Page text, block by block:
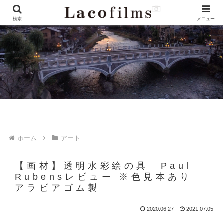
ホーム アート
【画材】透明水彩絵の具 Paul
Rubensレビュー ※色見本あり
アラビアゴム製
2020.06.27 2021.07.05
検索 メニュー